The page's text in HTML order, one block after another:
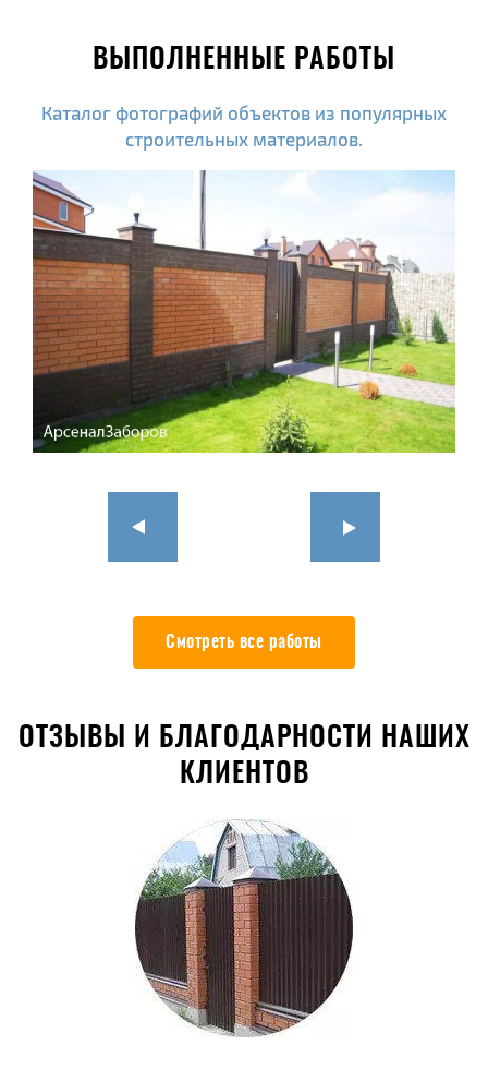
ВЫПОЛНЕННЫЕ РАБОТЫ
Каталог фотографий объектов из популярных
строительных материалов.
Смотреть все работы
ОТЗЫВЫ И БЛАГОДАРНОСТИ НАШИХ
КЛИЕНТОВ